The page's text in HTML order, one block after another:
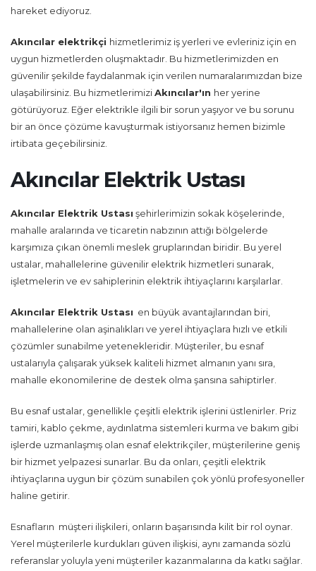
hareket ediyoruz.
Akıncılar elektrikçi hizmetlerimiz iş yerleri ve evleriniz için en
uygun hizmetlerden oluşmaktadır. Bu hizmetlerimizden en
güvenilir şekilde faydalanmak için verilen numaralarımızdan bize
ulaşabilirsiniz. Bu hizmetlerimiziAkıncılar'ın her yerine
götürüyoruz. Eğer elektrikle ilgili bir sorun yaşıyor ve bu sorunu
bir an önce çözüme kavuşturmak istiyorsanız hemen bizimle
irtibata geçebilirsiniz.
Akıncılar Elektrik Ustası
Akıncılar Elektrik Ustası şehirlerimizin sokak köşelerinde,
mahalle aralarında ve ticaretin nabzının attığı bölgelerde
karşımıza çıkan önemli meslek gruplarından biridir. Bu yerel
ustalar, mahallelerine güvenilir elektrik hizmetleri sunarak,
işletmelerin ve ev sahiplerinin elektrik ihtiyaçlarını karşılarlar.
Akıncılar Elektrik Ustası en büyük avantajlarından biri,
mahallelerine olan aşinalıkları ve yerel ihtiyaçlara hızlı ve etkili
çözümler sunabilme yetenekleridir. Müşteriler, bu esnaf
ustalarıyla çalışarak yüksek kaliteli hizmet almanın yanı sıra,
mahalle ekonomilerine de destek olma şansına sahiptirler.
Bu esnaf ustalar, genellikle çeşitli elektrik işlerini üstlenirler. Priz
tamiri, kablo çekme, aydınlatma sistemleri kurma ve bakım gibi
işlerde uzmanlaşmış olan esnaf elektrikçiler, müşterilerine geniş
bir hizmet yelpazesi sunarlar. Bu da onları, çeşitli elektrik
ihtiyaçlarına uygun bir çözüm sunabilen çok yönlü profesyoneller
haline getirir.
Esnafların müşteri ilişkileri, onların başarısında kilit bir rol oynar.
Yerel müşterilerle kurdukları güven ilişkisi, aynı zamanda sözlü
referanslar yoluyla yeni müşteriler kazanmalarına da katkı sağlar.